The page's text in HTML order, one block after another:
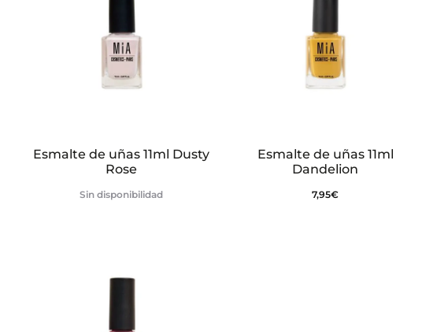
Esmalte de uñas 11ml Dusty
Rose
Sin disponibilidad
Esmalte de uñas 11ml
Dandelion
7,95€